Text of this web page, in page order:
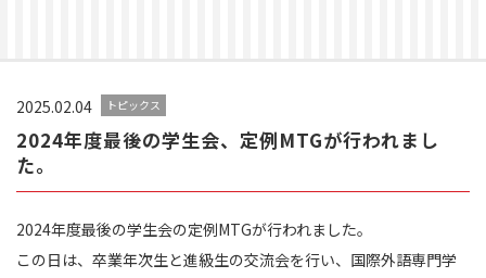
2025.02.04 トピックス
2024年度最後の学生会、定例MTGが行われまし
た。
2024年度最後の学生会の定例MTGが行われました。
この日は、卒業年次生と進級生の交流会を行い、国際外語専門学